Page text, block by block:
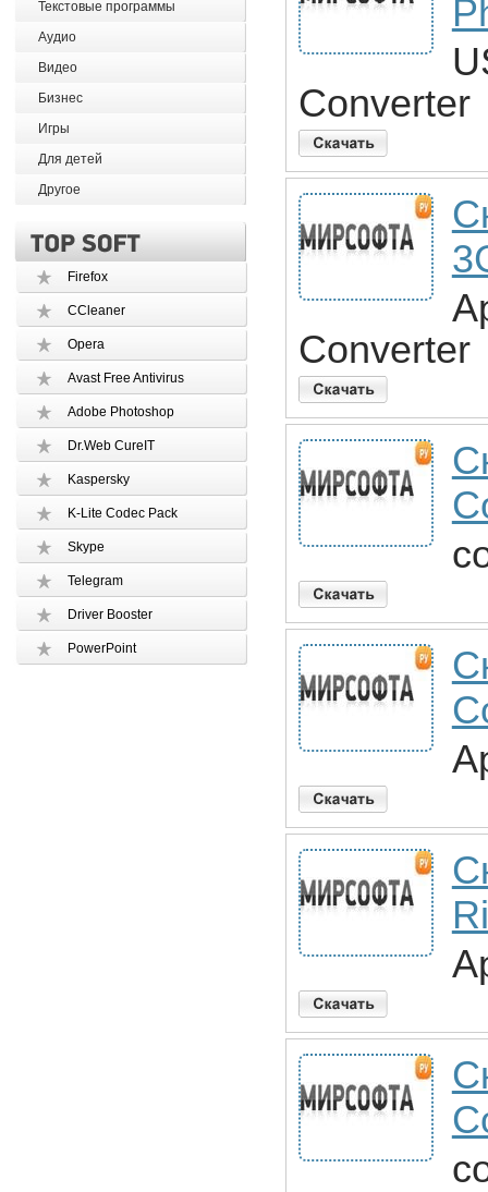
Текстовые программы
Аудио
Видео
Бизнес
Игры
Для детей
Другое
Firefox
CCleaner
Opera
Avast Free Antivirus
Adobe Photoshop
Dr.Web CureIT
Kaspersky
K-Lite Codec Pack
Skype
Telegram
Driver Booster
PowerPoint
Converter
Converter